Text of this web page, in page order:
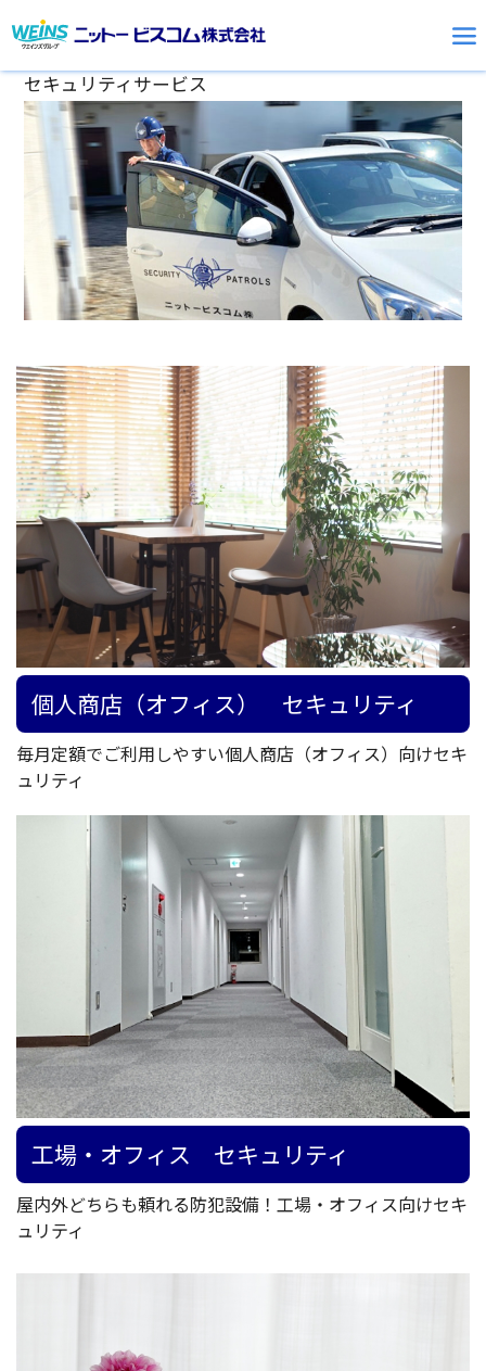
Skip
content
セキュリティサービス
個人商店（オフィス） セキュリティ
毎月定額でご利用しやすい個人商店（オフィス）向けセキ
ュリティ
工場・オフィス セキュリティ
屋内外どちらも頼れる防犯設備！工場・オフィス向けセキ
ュリティ